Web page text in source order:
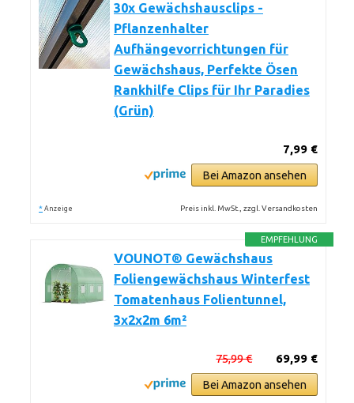
30x Gewächshausclips -
Pflanzenhalter
Aufhängevorrichtungen für
Gewächshaus, Perfekte Ösen
Rankhilfe Clips für Ihr Paradies
(Grün)
7,99 €
Bei Amazon ansehen
* Anzeige Preis inkl. MwSt., zzgl. Versandkosten
EMPFEHLUNG
VOUNOT® Gewächshaus
Foliengewächshaus Winterfest
Tomatenhaus Folientunnel,
3x2x2m 6m²
69,99 €
75,99 €
Bei Amazon ansehen